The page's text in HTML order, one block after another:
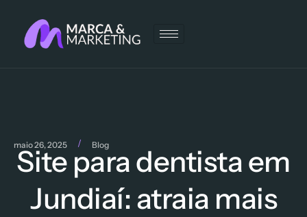
maio 26, 2025 / Blog
Site para dentista em
Jundiaí: atraia mais